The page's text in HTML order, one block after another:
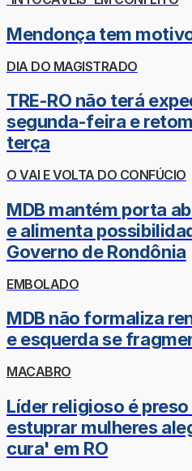
Mendonça tem
DIA DO MAGISTRADO
TRE-RO não terá
segunda-feira e
terça
O VAI E VOLTA DO CONFÚCIO
MDB mantém porta
e alimenta
Governo de Rondônia
EMBOLADO
MDB não formaliza
e esquerda se
MACABRO
Líder religioso é
estuprar mulheres
cura' em RO